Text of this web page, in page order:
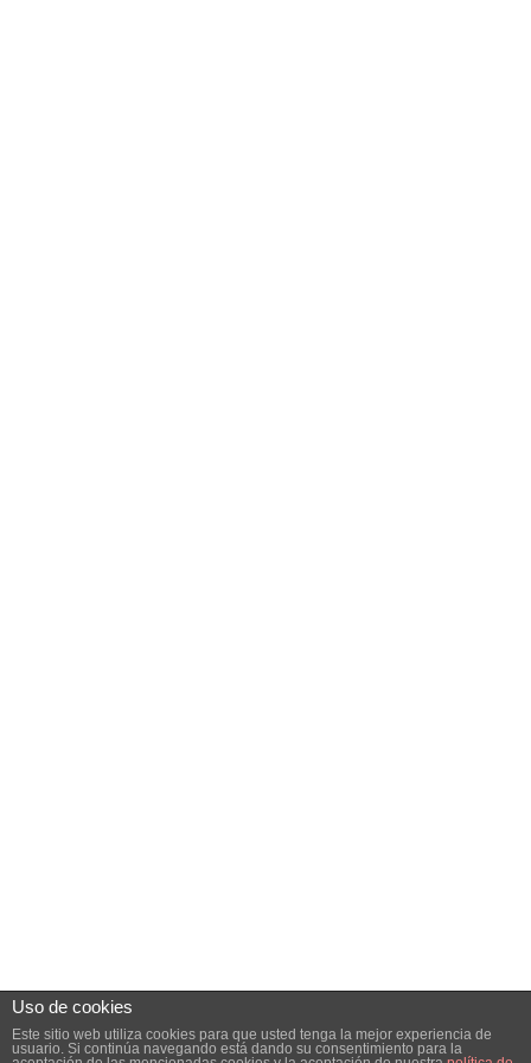
Uso de cookies
Este sitio web utiliza cookies para que usted tenga la mejor experiencia de
usuario. Si continúa navegando está dando su consentimiento para la